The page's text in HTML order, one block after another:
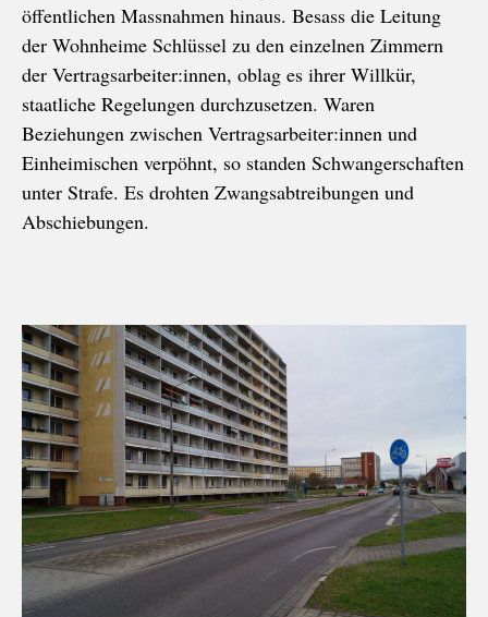
öffentlichen Massnahmen hinaus. Besass die Leitung
der Wohnheime Schlüssel zu den einzelnen Zimmern
der Vertragsarbeiter:innen, oblag es ihrer Willkür,
staatliche Regelungen durchzusetzen. Waren
Beziehungen zwischen Vertragsarbeiter:innen und
Einheimischen verpöhnt, so standen Schwangerschaften
unter Strafe. Es drohten Zwangsabtreibungen und
Abschiebungen.